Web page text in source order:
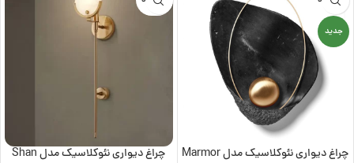
جدید
چراغ دیواری نئوکلاسیک مدل Marmor چراغ دیواری نئوکلاسیک مدل Shan